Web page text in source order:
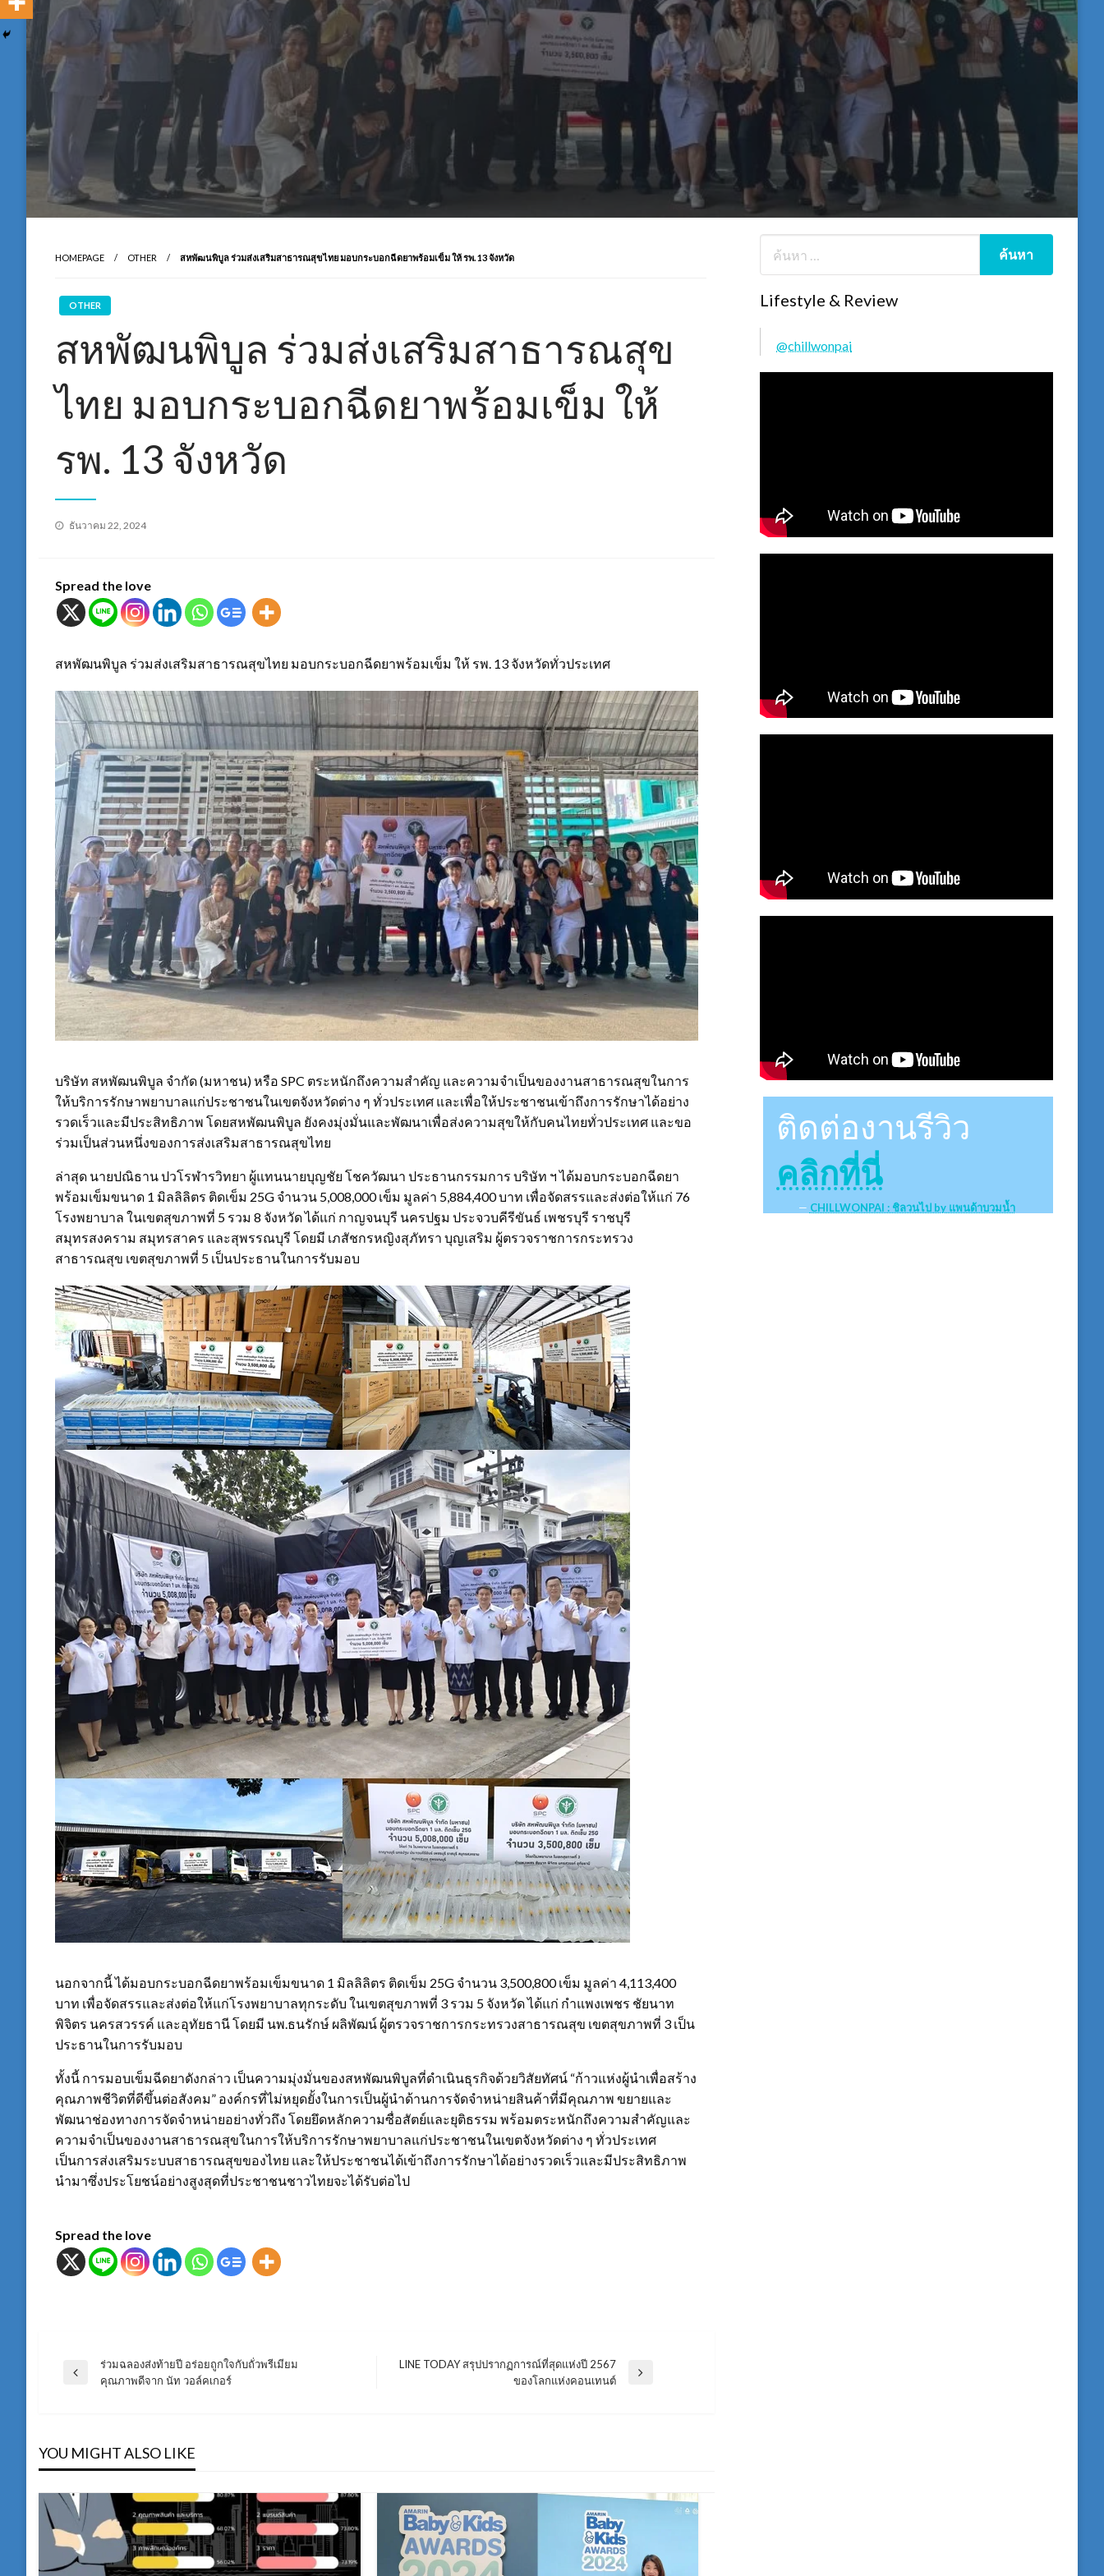
HOMEPAGE OTHER สหพัฒนพิบูล ร่วมส่งเสริมสาธารณสุขไทย มอบกระบอกฉีดยาพร้อมเข็ม ให้ รพ. 13 จังหวัด
OTHER
สหพัฒนพิบูล ร่วมส่งเสริมสาธารณสุข
ไทย มอบกระบอกฉีดยาพร้อมเข็ม ให้
รพ. 13 จังหวัด
Posted
ธันวาคม 22, 2024
Spread the love
สหพัฒนพิบูล ร่วมส่งเสริมสาธารณสุขไทย มอบกระบอกฉีดยาพร้อมเข็ม ให้ รพ. 13 จังหวัดทั่วประเทศ
บริษัท สหพัฒนพิบูล จำกัด (มหาชน) หรือ SPC ตระหนักถึงความสำคัญ และความจำเป็นของงานสาธารณสุขในการ
ให้บริการรักษาพยาบาลแก่ประชาชนในเขตจังหวัดต่าง ๆ ทั่วประเทศ และเพื่อให้ประชาชนเข้าถึงการรักษาได้อย่าง
รวดเร็วและมีประสิทธิภาพ โดยสหพัฒนพิบูล ยังคงมุ่งมั่นและพัฒนาเพื่อส่งความสุขให้กับคนไทยทั่วประเทศ และขอ
ร่วมเป็นส่วนหนึ่งของการส่งเสริมสาธารณสุขไทย
ล่าสุด นายปณิธาน ปวโรฬารวิทยา ผู้แทนนายบุญชัย โชควัฒนา ประธานกรรมการ บริษัท ฯ ได้มอบกระบอกฉีดยา
พร้อมเข็มขนาด 1 มิลลิลิตร ติดเข็ม 25G จำนวน 5,008,000 เข็ม มูลค่า 5,884,400 บาท เพื่อจัดสรรและส่งต่อให้แก่ 76
โรงพยาบาล ในเขตสุขภาพที่ 5 รวม 8 จังหวัด ได้แก่ กาญจนบุรี นครปฐม ประจวบคีรีขันธ์ เพชรบุรี ราชบุรี
สมุทรสงคราม สมุทรสาคร และสุพรรณบุรี โดยมี เภสัชกรหญิงสุภัทรา บุญเสริม ผู้ตรวจราชการกระทรวง
สาธารณสุข เขตสุขภาพที่ 5 เป็นประธานในการรับมอบ
นอกจากนี้ ได้มอบกระบอกฉีดยาพร้อมเข็มขนาด 1 มิลลิลิตร ติดเข็ม 25G จำนวน 3,500,800 เข็ม มูลค่า 4,113,400
บาท เพื่อจัดสรรและส่งต่อให้แก่โรงพยาบาลทุกระดับ ในเขตสุขภาพที่ 3 รวม 5 จังหวัด ได้แก่ กำแพงเพชร ชัยนาท
พิจิตร นครสวรรค์ และอุทัยธานี โดยมี นพ.ธนรักษ์ ผลิพัฒน์ ผู้ตรวจราชการกระทรวงสาธารณสุข เขตสุขภาพที่ 3 เป็น
ประธานในการรับมอบ
ทั้งนี้ การมอบเข็มฉีดยาดังกล่าว เป็นความมุ่งมั่นของสหพัฒนพิบูลที่ดำเนินธุรกิจด้วยวิสัยทัศน์ “ก้าวแห่งผู้นำเพื่อสร้าง
คุณภาพชีวิตที่ดีขึ้นต่อสังคม” องค์กรที่ไม่หยุดยั้งในการเป็นผู้นำด้านการจัดจำหน่ายสินค้าที่มีคุณภาพ ขยายและ
พัฒนาช่องทางการจัดจำหน่ายอย่างทั่วถึง โดยยึดหลักความซื่อสัตย์และยุติธรรม พร้อมตระหนักถึงความสำคัญและ
ความจำเป็นของงานสาธารณสุขในการให้บริการรักษาพยาบาลแก่ประชาชนในเขตจังหวัดต่าง ๆ ทั่วประเทศ
เป็นการส่งเสริมระบบสาธารณสุขของไทย และให้ประชาชนได้เข้าถึงการรักษาได้อย่างรวดเร็วและมีประสิทธิภาพ
นำมาซึ่งประโยชน์อย่างสูงสุดที่ประชาชนชาวไทยจะได้รับต่อไป
Spread the love
แนะแนว
Previous
ร่วมฉลองส่งท้ายปี อร่อยถูกใจกับถั่วพรีเมียม
คุณภาพดีจาก นัท วอล์คเกอร์
LINE TODAY สรุปปรากฏการณ์ที่สุดแห่งปี 2567
ของโลกแห่งคอนเทนต์
YOU MIGHT ALSO LIKE
Lifestyle & Review
@chillwonpai
ติดต่องานรีวิว
คลิกที่นี่
CHILLWONPAI : ชิลวนไป by แพนด้าบวมน้ำ